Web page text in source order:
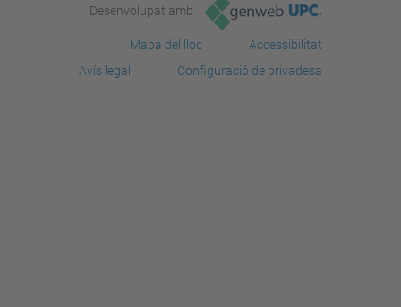
Desenvolupat amb
Mapa del lloc
Accessibilitat
Avís legal
Configuració de privadesa